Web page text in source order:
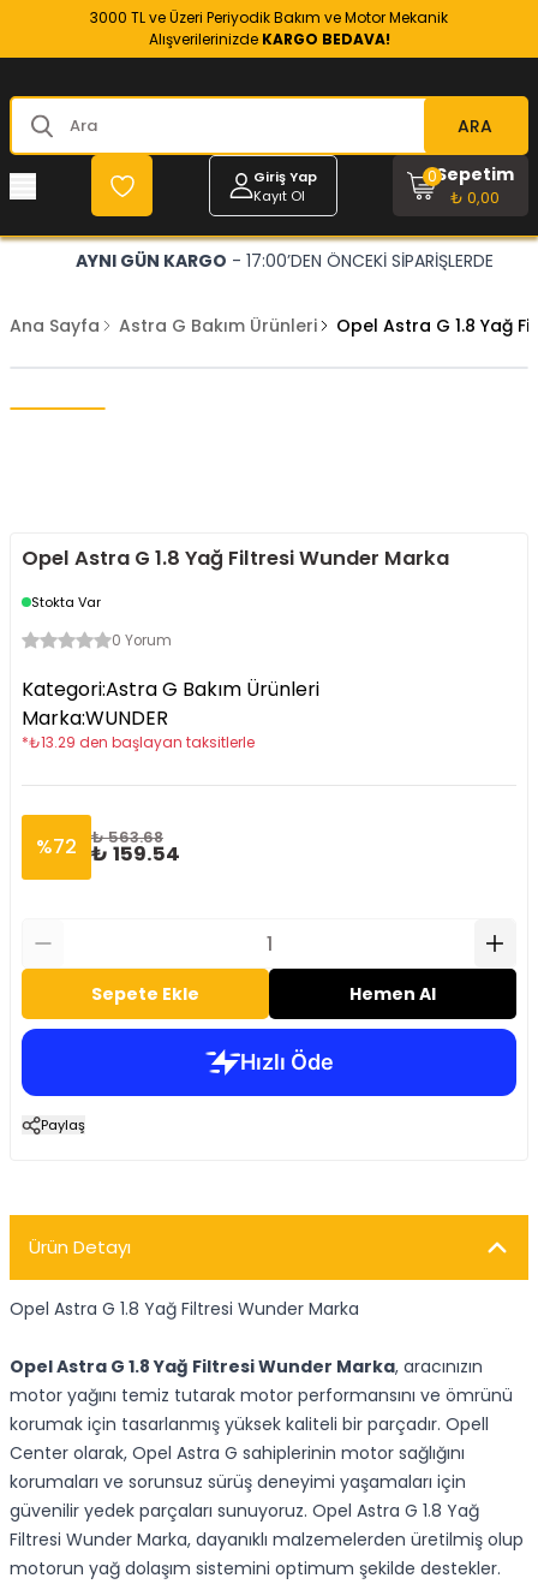
3000 TL ve Üzeri Periyodik Bakım ve Motor Mekanik
Alışverilerinizde KARGO BEDAVA!
ARA
Giriş Yap
Kayıt Ol
Sepetim
₺ 0,00
0
AYNI GÜN KARGO - 17:00’DEN ÖNCEKİ SİPARİŞLERDE
Ana Sayfa Astra G Bakım Ürünleri Opel Astra G 1.8 Yağ
Opel Astra G 1.8 Yağ Filtresi Wunder Marka
Stokta Var
0 Yorum
Kategori:Astra G Bakım Ürünleri
Marka:WUNDER
*₺13.29 den başlayan taksitlerle
%72 ₺ 563.68
₺ 159.54
Sepete Ekle Hemen Al
Paylaş
Ürün Detayı
Opel Astra G 1.8 Yağ Filtresi Wunder Marka
Opel Astra G 1.8 Yağ Filtresi Wunder Marka, aracınızın
motor yağını temiz tutarak motor performansını ve ömrünü
korumak için tasarlanmış yüksek kaliteli bir parçadır. Opell
Center olarak, Opel Astra G sahiplerinin motor sağlığını
korumaları ve sorunsuz sürüş deneyimi yaşamaları için
güvenilir yedek parçaları sunuyoruz. Opel Astra G 1.8 Yağ
Filtresi Wunder Marka, dayanıklı malzemelerden üretilmiş olup
motorun yağ dolaşım sistemini optimum şekilde destekler.